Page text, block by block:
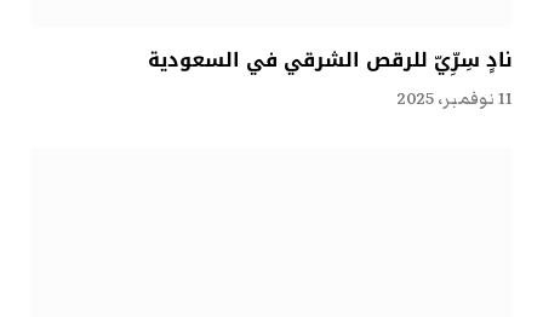
نادٍ سِرِّيّ للرقص الشرقي في السعودية
11 نوفمبر، 2025